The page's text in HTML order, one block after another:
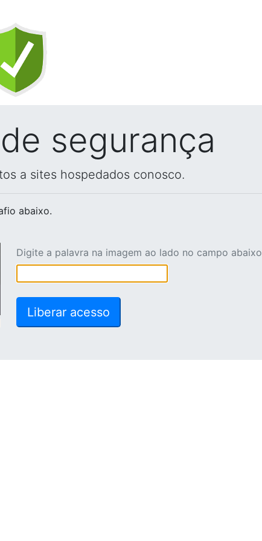
segurança
a sites hospedados conosco.
abaixo.
Digite a palavra na imagem ao lado no campo abaixo